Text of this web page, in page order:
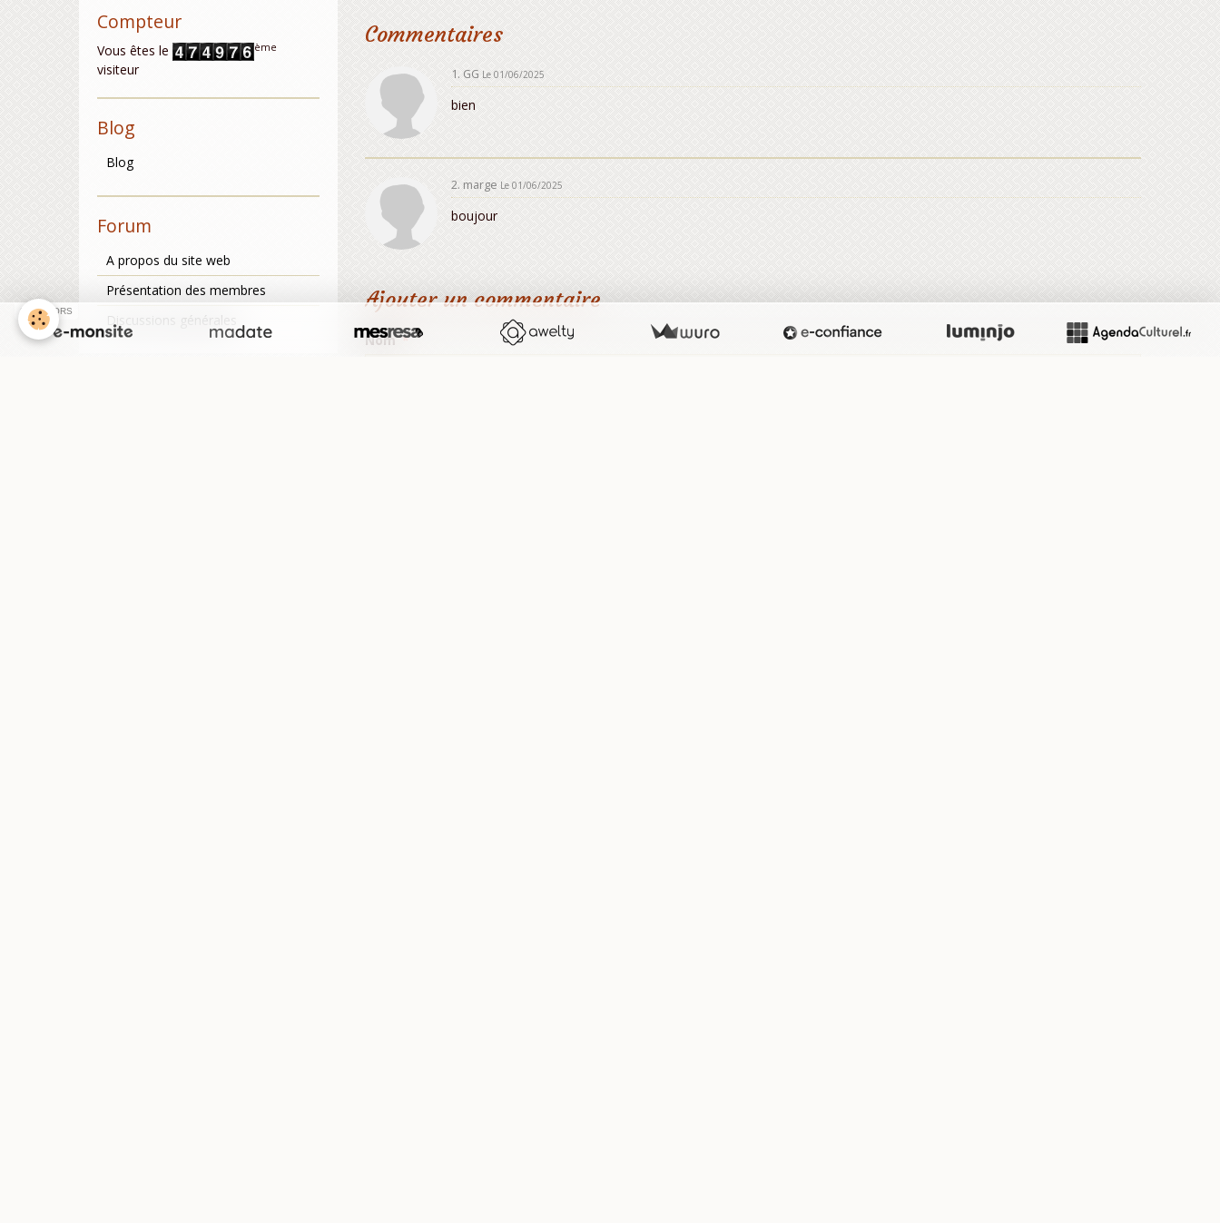
Commentaires
1. GGLe 01/06/2025
bien
2. margeLe 01/06/2025
boujour
Ajouter un commentaire
Nom
Compteur
Vous êtes le ème
visiteur
Blog
Blog
Forum
A propos du site web
Présentation des membres
Discussions générales
SPONSORS